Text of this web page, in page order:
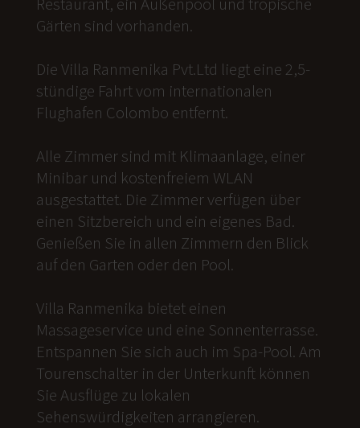
Gärten sind vorhanden.
Die Villa Ranmenika Pvt.Ltd liegt eine 2,5-
stündige Fahrt vom internationalen
Flughafen Colombo entfernt.
Alle Zimmer sind mit Klimaanlage, einer
Minibar und kostenfreiem WLAN
ausgestattet. Die Zimmer verfügen über
einen Sitzbereich und ein eigenes Bad.
Genießen Sie in allen Zimmern den Blick
auf den Garten oder den Pool.
Villa Ranmenika bietet einen
Massageservice und eine Sonnenterrasse.
Entspannen Sie sich auch im Spa-Pool. Am
Tourenschalter in der Unterkunft können
Sie Ausflüge zu lokalen
Sehenswürdigkeiten arrangieren.